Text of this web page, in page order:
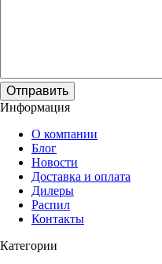
Отправить
Информация
О компании
Блог
Новости
Доставка и оплата
Дилеры
Распил
Контакты
Категории